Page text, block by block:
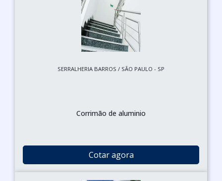
SERRALHERIA BARROS / SÃO PAULO - SP
Corrimão de aluminio
Cotar agora